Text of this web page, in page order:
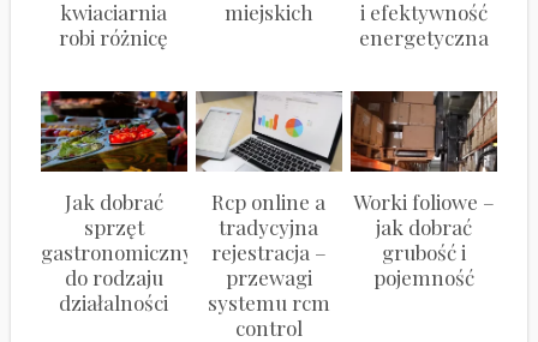
kwiaciarnia
robi różnicę
miejskich
i efektywność
energetyczna
Jak dobrać
sprzęt
gastronomiczny
do rodzaju
działalności
Rcp online a
tradycyjna
rejestracja –
przewagi
systemu rcm
control
Worki foliowe –
jak dobrać
grubość i
pojemność